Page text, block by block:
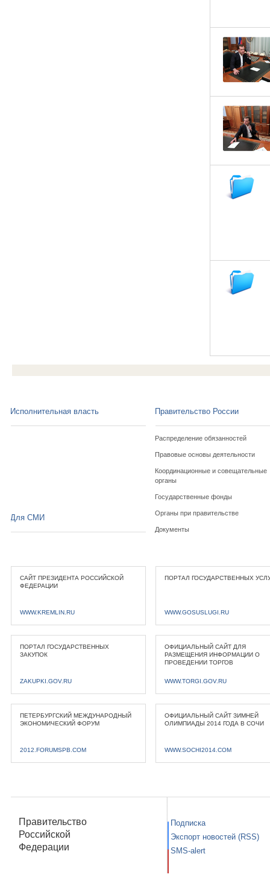
Исполнительная власть Правительство России
Распределение обязанностей
Правовые основы деятельности
Координационные и совещательные
органы
Государственные фонды
Органы при правительстве
Документы
Для СМИ
САЙТ ПРЕЗИДЕНТА РОССИЙСКОЙ
ФЕДЕРАЦИИ
WWW.KREMLIN.RU
ПОРТАЛ ГОСУДАРСТВЕННЫХ
WWW.GOSUSLUGI.RU
ПОРТАЛ ГОСУДАРСТВЕННЫХ
ЗАКУПОК
ZAKUPKI.GOV.RU
ОФИЦИАЛЬНЫЙ САЙТ ДЛЯ
РАЗМЕЩЕНИЯ ИНФОРМАЦИИ О
ПРОВЕДЕНИИ ТОРГОВ
WWW.TORGI.GOV.RU
ПЕТЕРБУРГСКИЙ МЕЖДУНАРОДНЫЙ
ЭКОНОМИЧЕСКИЙ ФОРУМ
2012.FORUMSPB.COM
ОФИЦИАЛЬНЫЙ САЙТ ЗИМНЕЙ
ОЛИМПИАДЫ 2014 ГОДА В СОЧИ
WWW.SOCHI2014.COM
Правительство
Российской
Федерации
Подписка
Экспорт новостей (RSS)
SMS-alert